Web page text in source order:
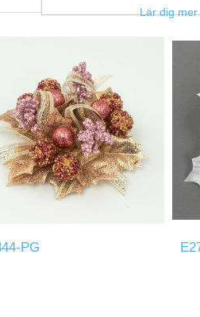
PG
Lär dig mer